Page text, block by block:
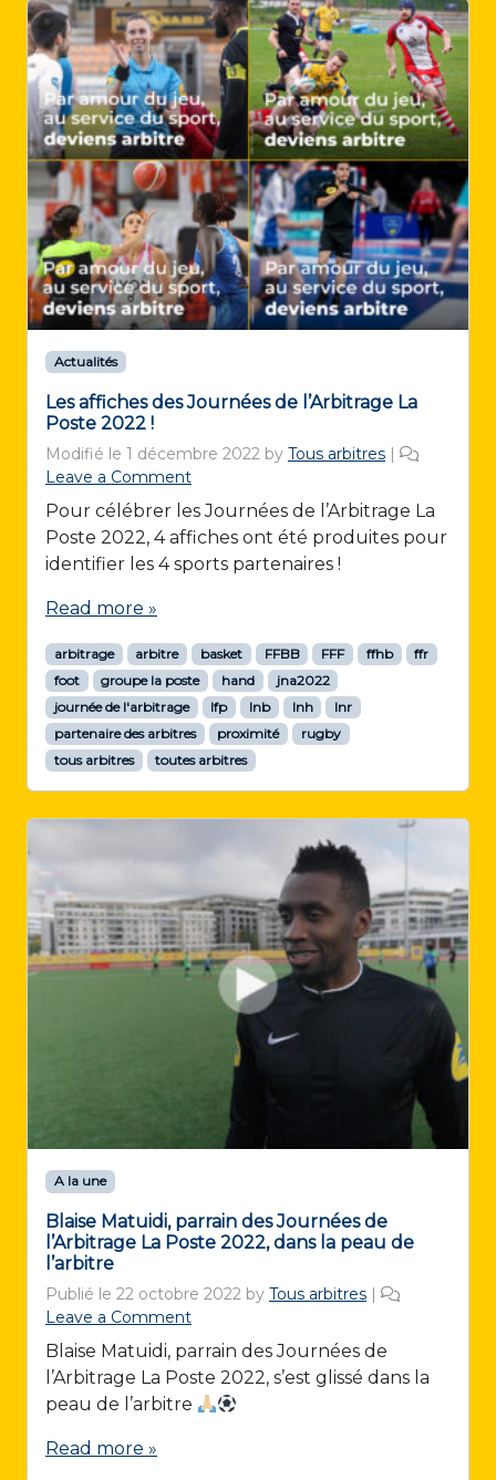
Actualités
Les affiches des Journées de l’Arbitrage La
Poste 2022 !
Modifié le 1 décembre 2022 by Tous arbitres |
Leave a Comment
Pour célébrer les Journées de l’Arbitrage La
Poste 2022, 4 affiches ont été produites pour
identifier les 4 sports partenaires !
Read more »
arbitrage arbitre basket FFBB FFF ffhb
ffr
foot
groupe la poste hand
jna2022
journée de l'arbitrage
lfp lnb lnh
lnr
partenaire des arbitres
proximité
rugby
tous arbitres
toutes arbitres
A la une
Blaise Matuidi, parrain des Journées de
l’Arbitrage La Poste 2022, dans la peau de
l’arbitre
Publié le 22 octobre 2022 by Tous arbitres
Leave a Comment
Blaise Matuidi, parrain des Journées de
l’Arbitrage La Poste 2022, s’est glissé dans la
peau de l’arbitre
Read more »